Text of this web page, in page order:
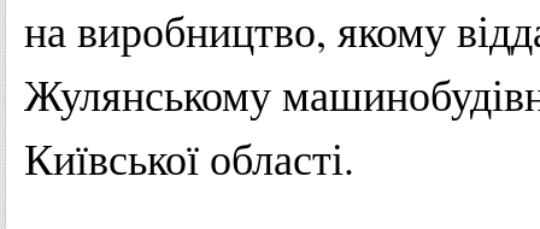
навиробництво, якому
Жулянському
Київської області.